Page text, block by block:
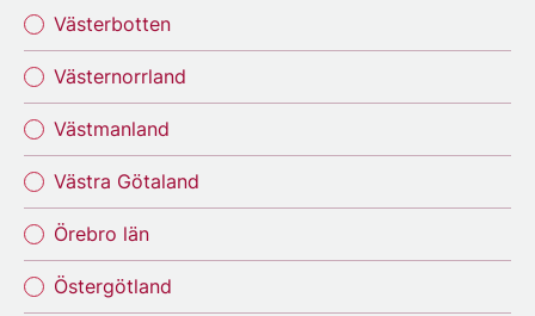
Västerbotten
Västernorrland
Västmanland
Västra Götaland
Örebro län
Östergötland